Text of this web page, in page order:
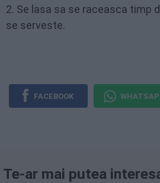
2. Se lasa sa se raceasca timp
se serveste.
FACEBOOK
Te-ar mai putea